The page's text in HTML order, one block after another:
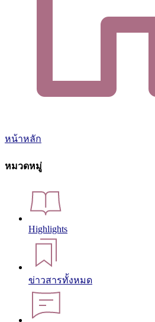
หน้าหลัก
หมวดหมู่
Highlights
ข่าวสารทั้งหมด